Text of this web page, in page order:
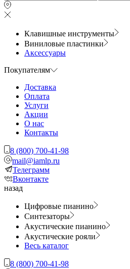
Клавишные инструменты
Виниловые пластинки
Аксессуары
Покупателям
Доставка
Оплата
Услуги
Акции
О нас
Контакты
8 (800) 700-41-98
mail@iamlp.ru
Телеграмм
Вконтакте
назад
Цифровые пианино
Синтезаторы
Акустические пианино
Акустические рояли
Весь каталог
8 (800) 700-41-98